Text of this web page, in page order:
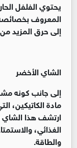
يحتوي الفلفل
المعروف
إلى حرق المزيد
الشاي الأخضر
إلى جانب كونه
مادة الكاتيكين،
ارتشف هذا الشاي
الغذائي،
والطاقة.